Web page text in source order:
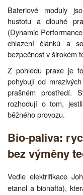
Bateriové moduly
hustotu a dlouhé
(Dynamic
chlazení článků a
bezpečnost v širokém
Z pohledu praxe je
pohybují od
prašném prostředí.
rozhodují o tom,
běžného provozu.
Bio-paliva:
bez výměny
Vedle elektrifikace
etanol a bionafta),